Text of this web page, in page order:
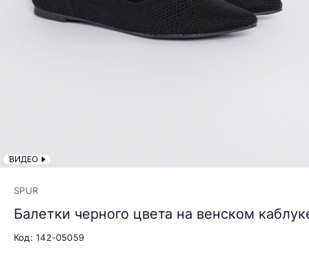
ВИДЕО
SPUR
Балетки черного цвета на венском
Код: 142-05059